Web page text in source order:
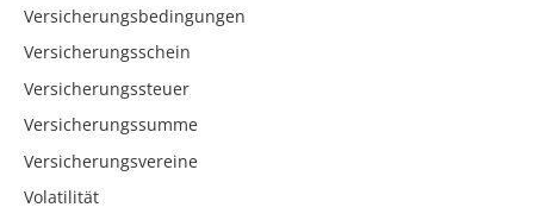
Versicherungsbedingungen
Versicherungsschein
Versicherungssteuer
Versicherungssumme
Versicherungsvereine
Volatilität